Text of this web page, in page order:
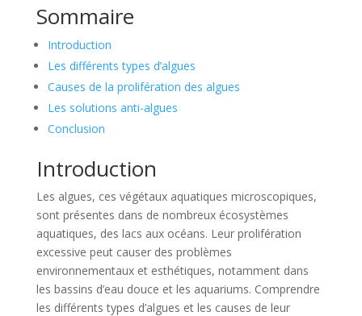
Sommaire
Introduction
Les différents types d’algues
Causes de la prolifération des algues
Les solutions anti-algues
Conclusion
Introduction
Les algues, ces végétaux aquatiques microscopiques,
sont présentes dans de nombreux écosystèmes
aquatiques, des lacs aux océans. Leur prolifération
excessive peut causer des problèmes
environnementaux et esthétiques, notamment dans
les bassins d’eau douce et les aquariums. Comprendre
les différents types d’algues et les causes de leur